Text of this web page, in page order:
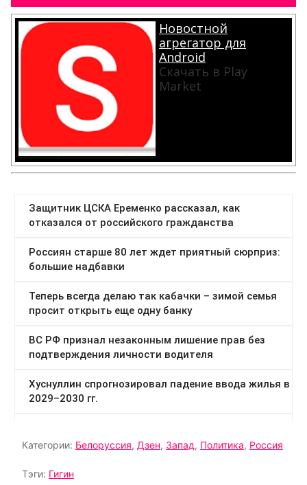
Новостной
агрегатор для
Android
Скачать в Play
Market
Категории: Белоруссия, Дзен, Запад, Политика, Россия
Тэги: Гигин